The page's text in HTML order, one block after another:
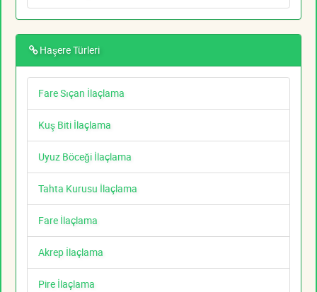
Haşere Türleri
Fare Sıçan İlaçlama
Kuş Biti İlaçlama
Uyuz Böceği İlaçlama
Tahta Kurusu İlaçlama
Fare İlaçlama
Akrep İlaçlama
Pire İlaçlama